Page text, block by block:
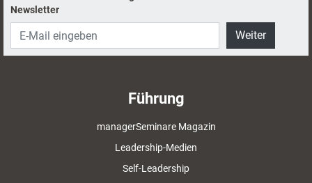
Newsletter
Weiter
Führung
managerSeminare Magazin
Leadership-Medien
Self-Leadership